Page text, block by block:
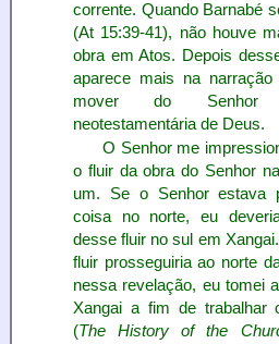
corrente. Quando Barnabé
(At 15:39-41), não houve
obra em Atos. Depois
aparece mais na
mover do Senhor
neotestamentária de Deus.
O Senhor me
o fluir da obra do Senhor
um. Se o Senhor estava
coisa no norte, eu
desse fluir no sul em
fluir prosseguiria ao norte
nessa revelação, eu tomei
Xangai a fim de trabalhar
(The History of the